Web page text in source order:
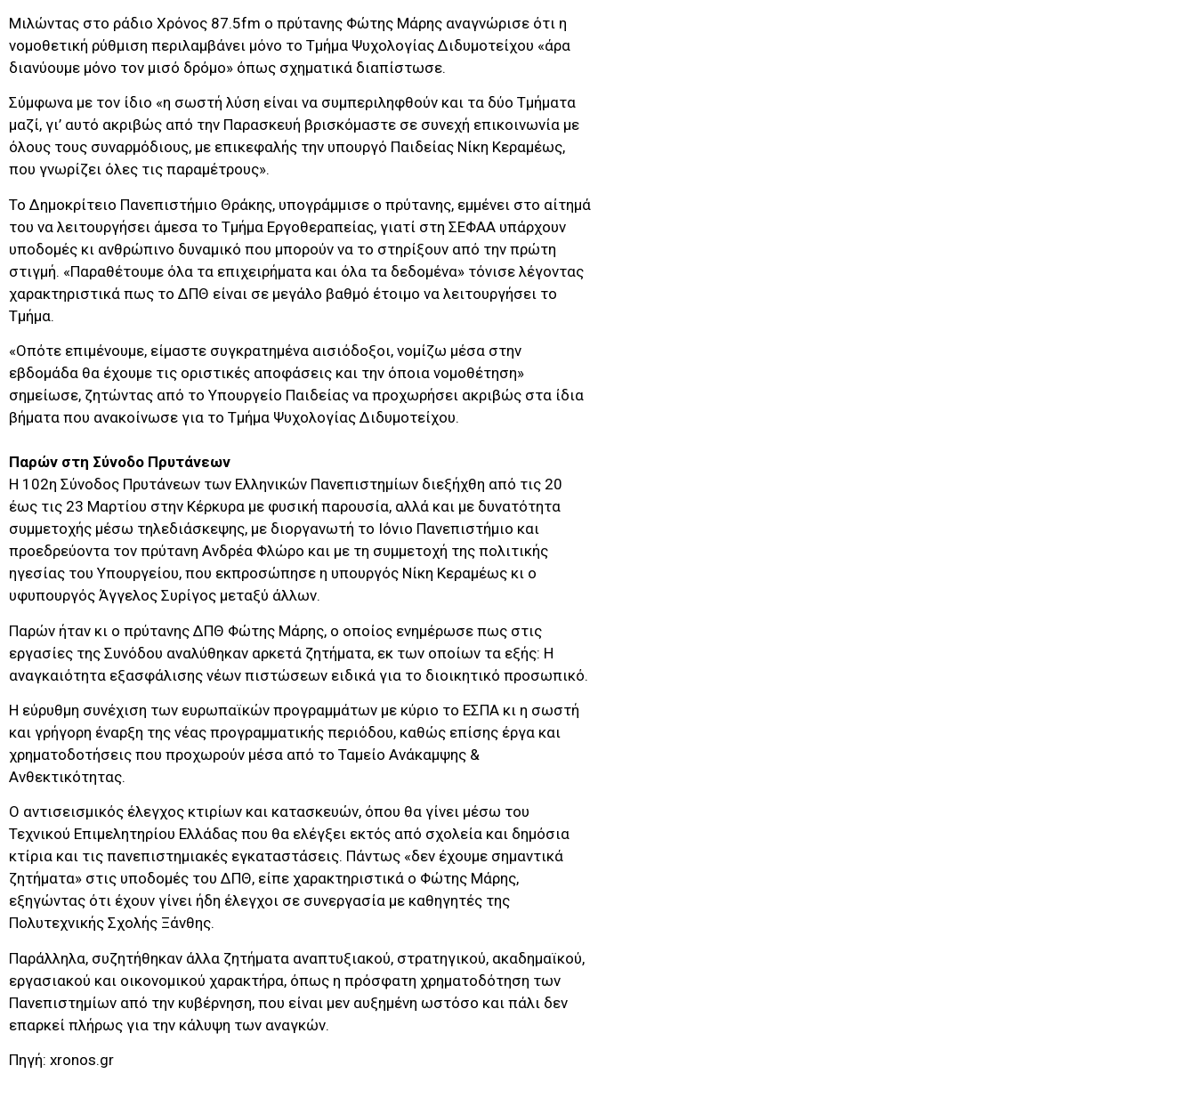
Μιλώντας στο ράδιο Χρόνος 87.5fm ο πρύτανης Φώτης Μάρης αναγνώρισε ότι η
νομοθετική ρύθμιση περιλαμβάνει μόνο το Τμήμα Ψυχολογίας Διδυμοτείχου «άρα
διανύουμε μόνο τον μισό δρόμο» όπως σχηματικά διαπίστωσε.
Σύμφωνα με τον ίδιο «η σωστή λύση είναι να συμπεριληφθούν και τα δύο Τμήματα
μαζί, γι’ αυτό ακριβώς από την Παρασκευή βρισκόμαστε σε συνεχή επικοινωνία με
όλους τους συναρμόδιους, με επικεφαλής την υπουργό Παιδείας Νίκη Κεραμέως,
που γνωρίζει όλες τις παραμέτρους».
Το Δημοκρίτειο Πανεπιστήμιο Θράκης, υπογράμμισε ο πρύτανης, εμμένει στο αίτημά
του να λειτουργήσει άμεσα το Τμήμα Εργοθεραπείας, γιατί στη ΣΕΦΑΑ υπάρχουν
υποδομές κι ανθρώπινο δυναμικό που μπορούν να το στηρίξουν από την πρώτη
στιγμή. «Παραθέτουμε όλα τα επιχειρήματα και όλα τα δεδομένα» τόνισε λέγοντας
χαρακτηριστικά πως το ΔΠΘ είναι σε μεγάλο βαθμό έτοιμο να λειτουργήσει το
Τμήμα.
«Οπότε επιμένουμε, είμαστε συγκρατημένα αισιόδοξοι, νομίζω μέσα στην
εβδομάδα θα έχουμε τις οριστικές αποφάσεις και την όποια νομοθέτηση»
σημείωσε, ζητώντας από το Υπουργείο Παιδείας να προχωρήσει ακριβώς στα ίδια
βήματα που ανακοίνωσε για το Τμήμα Ψυχολογίας Διδυμοτείχου.
Παρών στη Σύνοδο Πρυτάνεων
H 102η Σύνοδος Πρυτάνεων των Ελληνικών Πανεπιστημίων διεξήχθη από τις 20
έως τις 23 Μαρτίου στην Κέρκυρα με φυσική παρουσία, αλλά και με δυνατότητα
συμμετοχής μέσω τηλεδιάσκεψης, με διοργανωτή το Ιόνιο Πανεπιστήμιο και
προεδρεύοντα τον πρύτανη Ανδρέα Φλώρο και με τη συμμετοχή της πολιτικής
ηγεσίας του Υπουργείου, που εκπροσώπησε η υπουργός Νίκη Κεραμέως κι ο
υφυπουργός Άγγελος Συρίγος μεταξύ άλλων.
Παρών ήταν κι ο πρύτανης ΔΠΘ Φώτης Μάρης, ο οποίος ενημέρωσε πως στις
εργασίες της Συνόδου αναλύθηκαν αρκετά ζητήματα, εκ των οποίων τα εξής: Η
αναγκαιότητα εξασφάλισης νέων πιστώσεων ειδικά για το διοικητικό προσωπικό.
Η εύρυθμη συνέχιση των ευρωπαϊκών προγραμμάτων με κύριο το ΕΣΠΑ κι η σωστή
και γρήγορη έναρξη της νέας προγραμματικής περιόδου, καθώς επίσης έργα και
χρηματοδοτήσεις που προχωρούν μέσα από το Ταμείο Ανάκαμψης &
Ανθεκτικότητας.
Ο αντισεισμικός έλεγχος κτιρίων και κατασκευών, όπου θα γίνει μέσω του
Τεχνικού Επιμελητηρίου Ελλάδας που θα ελέγξει εκτός από σχολεία και δημόσια
κτίρια και τις πανεπιστημιακές εγκαταστάσεις. Πάντως «δεν έχουμε σημαντικά
ζητήματα» στις υποδομές του ΔΠΘ, είπε χαρακτηριστικά ο Φώτης Μάρης,
εξηγώντας ότι έχουν γίνει ήδη έλεγχοι σε συνεργασία με καθηγητές της
Πολυτεχνικής Σχολής Ξάνθης.
Παράλληλα, συζητήθηκαν άλλα ζητήματα αναπτυξιακού, στρατηγικού, ακαδημαϊκού,
εργασιακού και οικονομικού χαρακτήρα, όπως η πρόσφατη χρηματοδότηση των
Πανεπιστημίων από την κυβέρνηση, που είναι μεν αυξημένη ωστόσο και πάλι δεν
επαρκεί πλήρως για την κάλυψη των αναγκών.
Πηγή: xronos.gr